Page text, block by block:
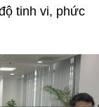
tinh vi, phức